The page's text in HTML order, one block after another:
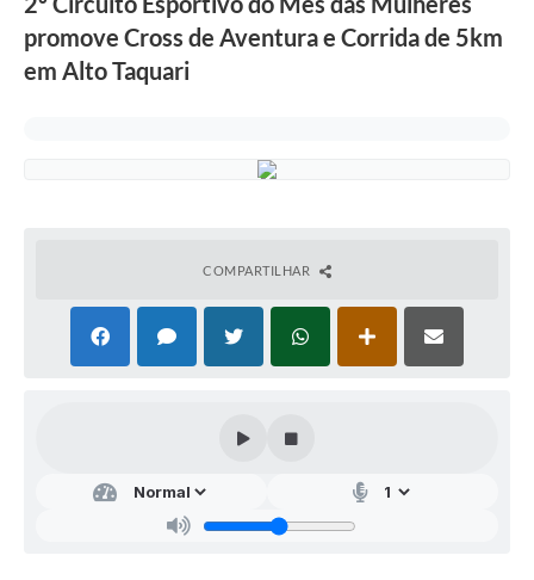
promove Cross de Aventura e Corrida de 5km
em Alto Taquari
COMPARTILHAR